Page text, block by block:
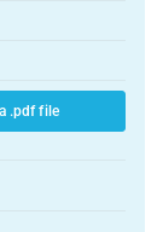
.pdf file